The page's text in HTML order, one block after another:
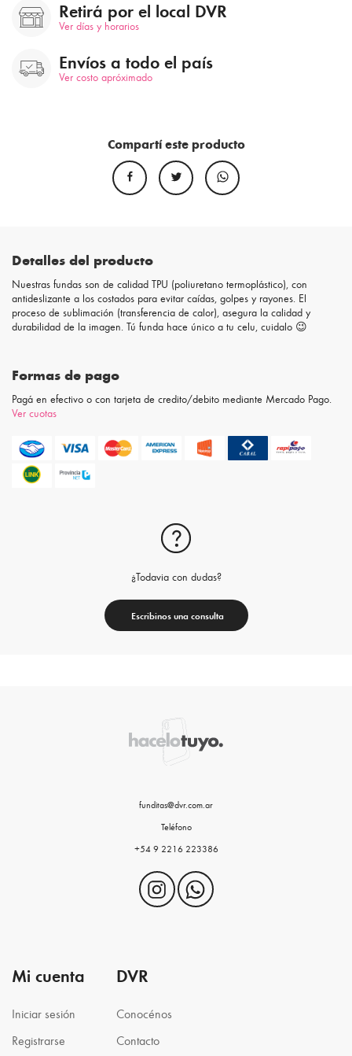
Retirá por el local DVR
Ver días y horarios
Envíos a todo el país
Ver costo apróximado
Compartí este producto
Detalles del producto
Nuestras fundas son de calidad TPU (poliuretano termoplástico), con
antideslizante a los costados para evitar caídas, golpes y rayones. El
proceso de sublimación (transferencia de calor), asegura la calidad y
durabilidad de la imagen. Tú funda hace único a tu celu, cuidalo 😉
Formas de pago
Pagá en efectivo o con tarjeta de credito/debito mediante Mercado Pago.
Ver cuotas
¿Todavia con dudas?
Escribinos una consulta
funditas@dvr.com.ar
Teléfono
+54 9 2216 223386
Mi cuenta
Iniciar sesión
Registrarse
DVR
Conocénos
Contacto